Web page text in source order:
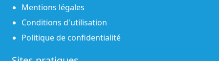
Mentions légales
Conditions d'utilisation
Politique de confidentialité